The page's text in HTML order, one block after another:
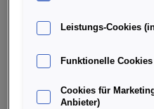
Finanzierung über die
Händlerinformation
Leistungs-Cookies
Funktionelle
Cookies für
Anbieter)